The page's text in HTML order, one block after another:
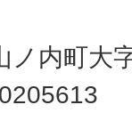
ノ内町大